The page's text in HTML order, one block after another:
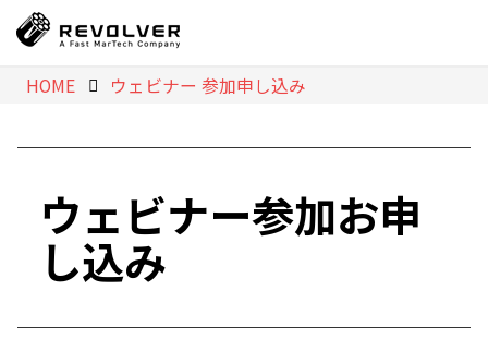
HOME ウェビナー 参加申し込み
ウェビナー参加お申
し込み